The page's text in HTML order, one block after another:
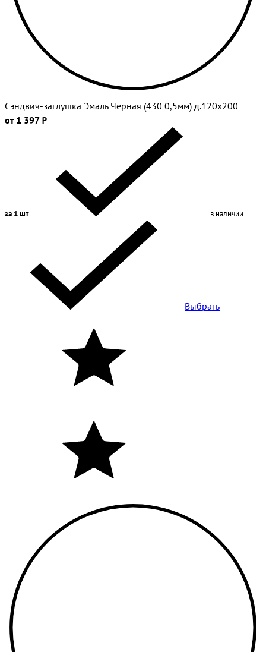
Сэндвич-заглушка Эмаль Черная (430 0,5мм) д.120х200
от 1 397 ₽
за 1 шт в наличии
Выбрать